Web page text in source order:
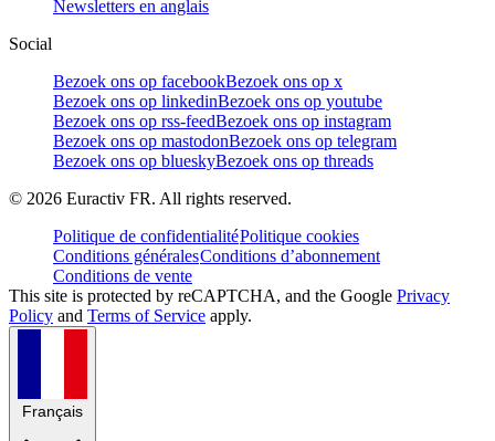
Newsletters en anglais
Social
Bezoek ons op facebookBezoek ons op x
Bezoek ons op linkedinBezoek ons op youtube
Bezoek ons op rss-feedBezoek ons op instagram
Bezoek ons op mastodonBezoek ons op telegram
Bezoek ons op blueskyBezoek ons op threads
© 2026 Euractiv FR. All rights reserved.
Politique de confidentialitéPolitique cookies
Conditions généralesConditions d’abonnement
Conditions de vente
This site is protected by reCAPTCHA, and the Google Privacy
Policy and Terms of Service apply.
Français